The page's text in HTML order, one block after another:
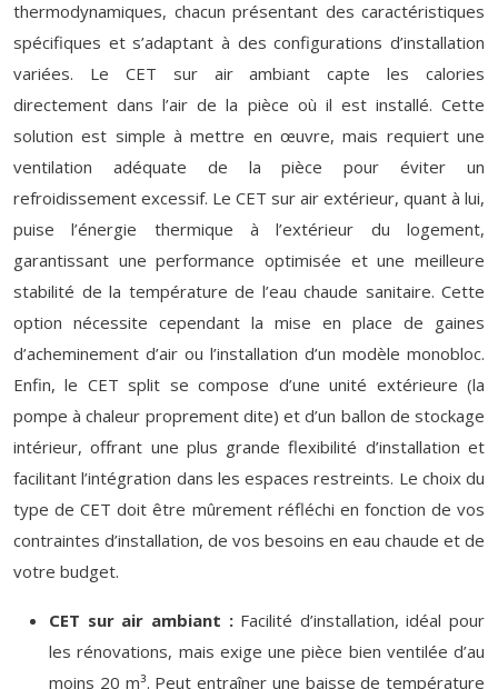
thermodynamiques, chacun présentant des caractéristiques
spécifiques et s’adaptant à des configurations d’installation
variées. Le CET sur air ambiant capte les calories
directement dans l’air de la pièce où il est installé. Cette
solution est simple à mettre en œuvre, mais requiert une
ventilation adéquate de la pièce pour éviter un
refroidissement excessif. Le CET sur air extérieur, quant à lui,
puise l’énergie thermique à l’extérieur du logement,
garantissant une performance optimisée et une meilleure
stabilité de la température de l’eau chaude sanitaire. Cette
option nécessite cependant la mise en place de gaines
d’acheminement d’air ou l’installation d’un modèle monobloc.
Enfin, le CET split se compose d’une unité extérieure (la
pompe à chaleur proprement dite) et d’un ballon de stockage
intérieur, offrant une plus grande flexibilité d’installation et
facilitant l’intégration dans les espaces restreints. Le choix du
type de CET doit être mûrement réfléchi en fonction de vos
contraintes d’installation, de vos besoins en eau chaude et de
votre budget.
CET sur air ambiant : Facilité d’installation, idéal pour
les rénovations, mais exige une pièce bien ventilée d’au
moins 20 m³. Peut entraîner une baisse de température